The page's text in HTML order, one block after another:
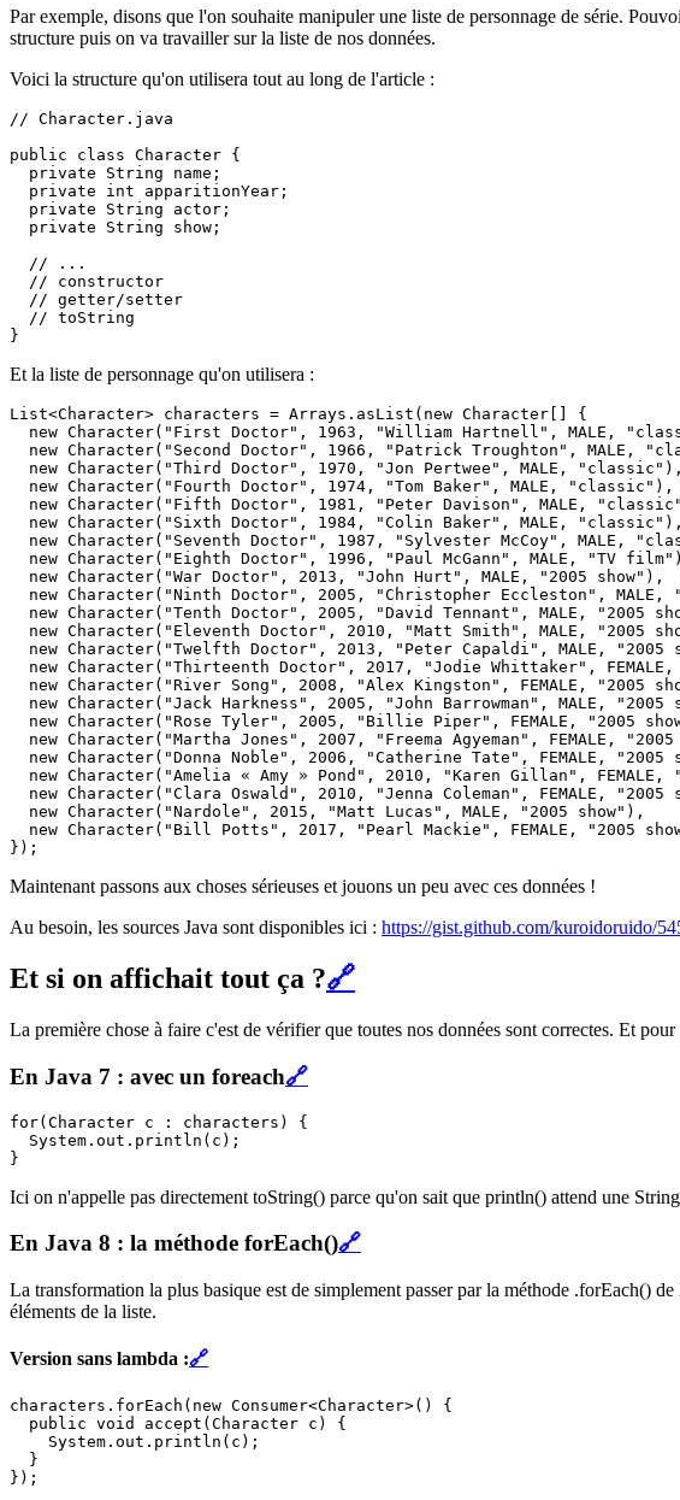
Par exemple, disons que l'on souhaite manipuler une liste de personnage de série.
structure puis on va travailler sur la liste de nos données.
Voici la structure qu'on utilisera tout au long de l'article :
// Character.java
public class Character {
  private String name;
  private int apparitionYear;
  private String actor;
  private String show;
  // ...
  // constructor
  // getter/setter
  // toString
Et la liste de personnage qu'on utilisera :
List<Character> characters = Arrays.asList(new Character[] {
new Character("First Doctor", 1963, "William Hartnell", MALE,
new Character("Second Doctor", 1966, "Patrick Troughton", MALE,
  new Character("Third Doctor", 1970, "Jon Pertwee", MALE, "classic"),
  new Character("Fourth Doctor", 1974, "Tom Baker", MALE, "classic"),
new Character("Fifth Doctor", 1981, "Peter Davison", MALE,
  new Character("Sixth Doctor", 1984, "Colin Baker", MALE, "classic"),
new Character("Seventh Doctor", 1987, "Sylvester McCoy", MALE,
new Character("Eighth Doctor", 1996, "Paul McGann", MALE, "TV
  new Character("War Doctor", 2013, "John Hurt", MALE, "2005 show"),
new Character("Ninth Doctor", 2005, "Christopher Eccleston", MALE,
new Character("Tenth Doctor", 2005, "David Tennant", MALE, "2005
new Character("Eleventh Doctor", 2010, "Matt Smith", MALE, "2005
new Character("Twelfth Doctor", 2013, "Peter Capaldi", MALE, "2005
new Character("Thirteenth Doctor", 2017, "Jodie Whittaker", FEMALE,
new Character("River Song", 2008, "Alex Kingston", FEMALE, "2005
new Character("Jack Harkness", 2005, "John Barrowman", MALE, "2005
new Character("Rose Tyler", 2005, "Billie Piper", FEMALE, "2005
new Character("Martha Jones", 2007, "Freema Agyeman", FEMALE, "2005
new Character("Donna Noble", 2006, "Catherine Tate", FEMALE, "2005
new Character("Amelia « Amy » Pond", 2010, "Karen Gillan", FEMALE,
new Character("Clara Oswald", 2010, "Jenna Coleman", FEMALE, "2005
  new Character("Nardole", 2015, "Matt Lucas", MALE, "2005 show"),
new Character("Bill Potts", 2017, "Pearl Mackie", FEMALE, "2005
Maintenant passons aux choses sérieuses et jouons un peu avec ces données !
Au besoin, les sources Java sont disponibles ici : https://gist.github.com/kuroidoruido/
Et si on affichait tout ça ?🔗
La première chose à faire c'est de vérifier que toutes nos données sont correctes. Et
En Java 7 : avec un foreach🔗
for(Character c : characters) {
  System.out.println(c);
Ici on n'appelle pas directement toString() parce qu'on sait que println() attend une
En Java 8 : la méthode forEach()🔗
La transformation la plus basique est de simplement passer par la méthode .forEach()
éléments de la liste.
Version sans lambda :🔗
characters.forEach(new Consumer<Character>() {
  public void accept(Character c) {
    System.out.println(c);
  }